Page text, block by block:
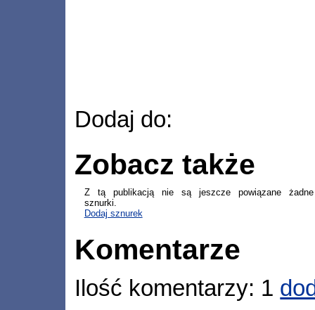
Dodaj do:
Zobacz także
Z tą publikacją nie są jeszcze powiązane żadne
sznurki.
Dodaj sznurek
Komentarze
Ilość komentarzy: 1